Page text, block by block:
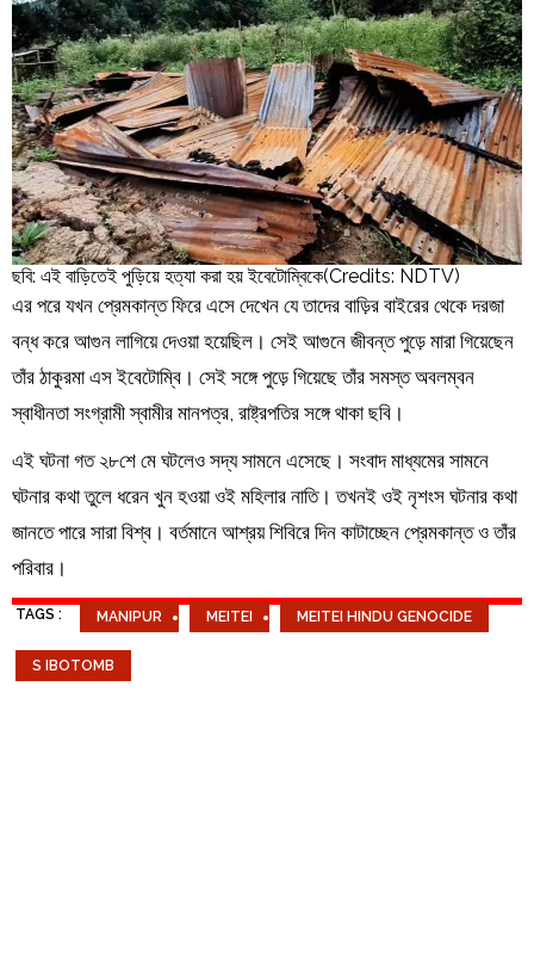
ছবি: এই বাড়িতেই পুড়িয়ে হত্যা করা হয় ইবেটোম্বিকে(Credits: NDTV)
এর পরে যখন প্রেমকান্ত ফিরে এসে দেখেন যে তাদের বাড়ির বাইরের থেকে দরজা
বন্ধ করে আগুন লাগিয়ে দেওয়া হয়েছিল। সেই আগুনে জীবন্ত পুড়ে মারা গিয়েছেন
তাঁর ঠাকুরমা এস ইবেটোম্বি। সেই সঙ্গে পুড়ে গিয়েছে তাঁর সমস্ত অবলম্বন
স্বাধীনতা সংগ্রামী স্বামীর মানপত্র, রাষ্ট্রপতির সঙ্গে থাকা ছবি।
এই ঘটনা গত ২৮শে মে ঘটলেও সদ্য সামনে এসেছে। সংবাদ মাধ্যমের সামনে
ঘটনার কথা তুলে ধরেন খুন হওয়া ওই মহিলার নাতি। তখনই ওই নৃশংস ঘটনার কথা
জানতে পারে সারা বিশ্ব। বর্তমানে আশ্রয় শিবিরে দিন কাটাচ্ছেন প্রেমকান্ত ও তাঁর
পরিবার।
TAGS : MANIPUR MEITEI MEITEI HINDU GENOCIDE
S IBOTOMB